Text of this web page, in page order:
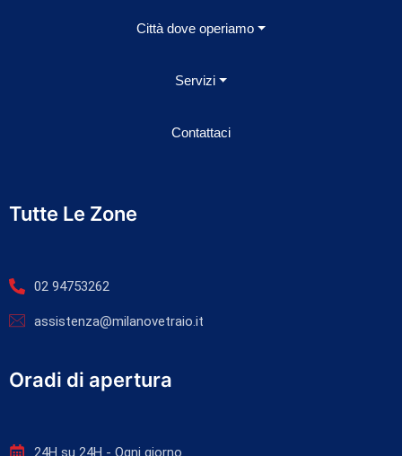
Città dove operiamo
Servizi
Contattaci
Tutte Le Zone
02 94753262
assistenza@milanovetraio.it
Oradi di apertura